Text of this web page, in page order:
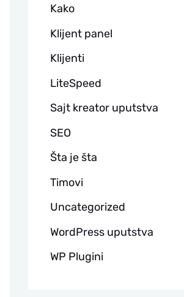
Kako
Klijent panel
Klijenti
LiteSpeed
Sajt kreator uputstva
SEO
Šta je šta
Timovi
Uncategorized
WordPress uputstva
WP Plugini